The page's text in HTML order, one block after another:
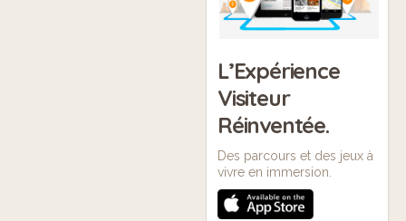
L’Expérience
Visiteur
Réinventée.
Des parcours et des jeux à
vivre en immersion.